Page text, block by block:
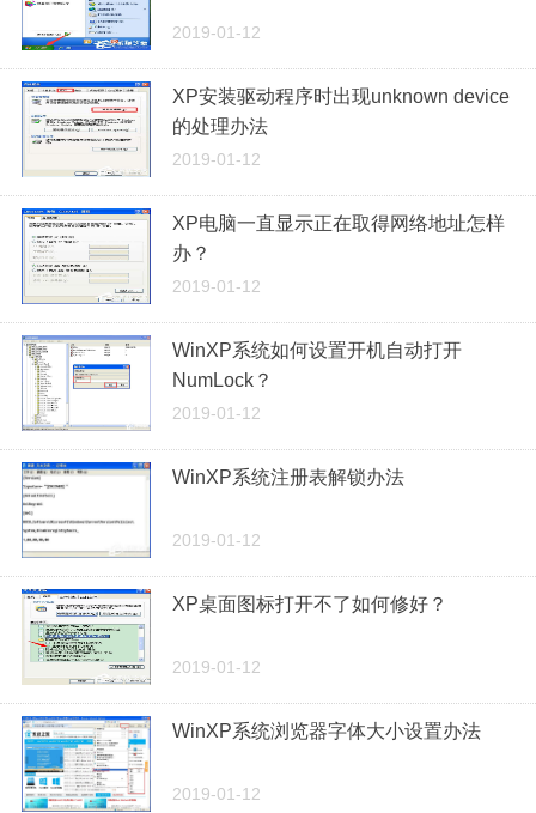
2019-01-12
XP安装驱动程序时出现unknown device
的处理办法
2019-01-12
XP电脑一直显示正在取得网络地址怎样
办？
2019-01-12
WinXP系统如何设置开机自动打开
NumLock？
2019-01-12
WinXP系统注册表解锁办法
2019-01-12
XP桌面图标打开不了如何修好？
2019-01-12
WinXP系统浏览器字体大小设置办法
2019-01-12